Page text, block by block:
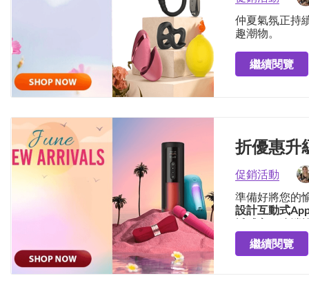
仲夏氣氛正持
趣潮物。
繼續閱覽
折優惠升
促銷活動
準備好將您的
設計互動式
撼感官、遠端
繼續閱覽